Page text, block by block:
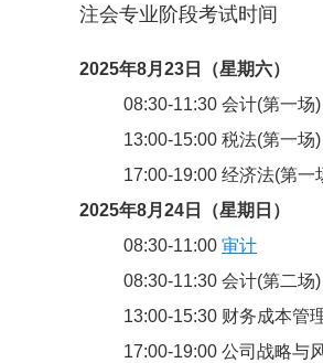
注会专业阶段考试时间
2025年8月23日（星期六）
08:30-11:30 会计(第一场)
13:00-15:00 税法(第一场)
17:00-19:00 经济法(第一
2025年8月24日（星期日）
08:30-11:00 审计
08:30-11:30 会计(第二场)
13:00-15:30 财务成本管
17:00-19:00 公司战略与